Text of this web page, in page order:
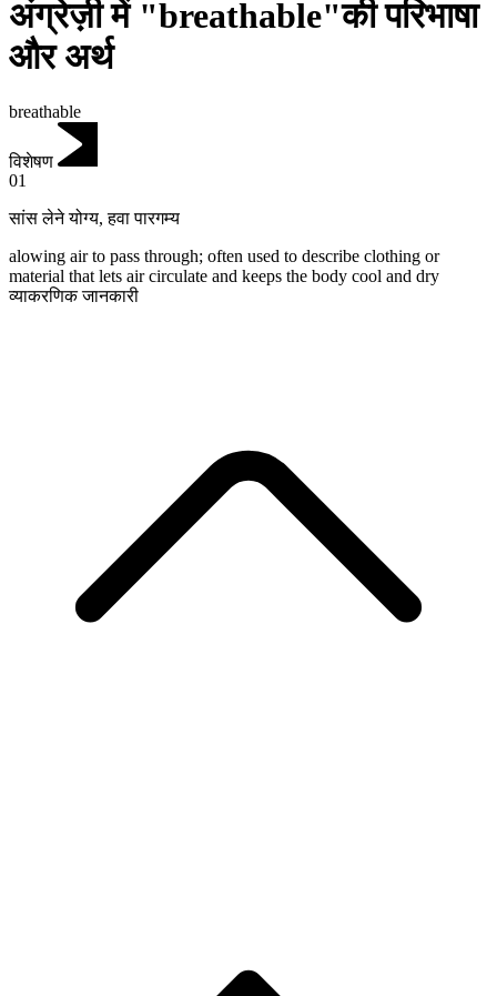
अंग्रेज़ी में "breathable"की परिभाषा
और अर्थ
breathable
विशेषण
01
सांस लेने योग्य,हवा पारगम्य
alowing air to pass through; often used to describe clothing or
material that lets air circulate and keeps the body cool and dry
व्याकरणिक जानकारी